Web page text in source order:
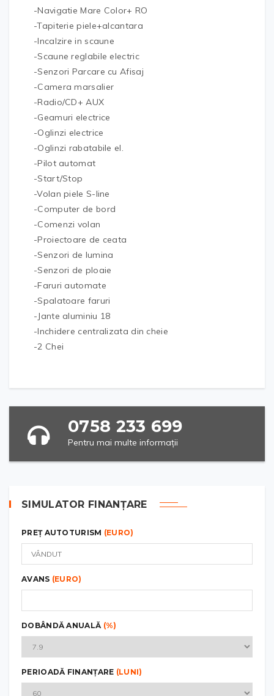
-Navigatie Mare Color+ RO
-Tapiterie piele+alcantara
-Incalzire in scaune
-Scaune reglabile electric
-Senzori Parcare cu Afisaj
-Camera marsalier
-Radio/CD+ AUX
-Geamuri electrice
-Oglinzi electrice
-Oglinzi rabatabile el.
-Pilot automat
-Start/Stop
-Volan piele S-line
-Computer de bord
-Comenzi volan
-Proiectoare de ceata
-Senzori de lumina
-Senzori de ploaie
-Faruri automate
-Spalatoare faruri
-Jante aluminiu 18
-Inchidere centralizata din cheie
-2 Chei
0758 233 699
Pentru mai multe informații
SIMULATOR FINANȚARE
PREȚ AUTOTURISM (EURO)
AVANS (EURO)
DOBÂNDĂ ANUALĂ (%)
PERIOADĂ FINANȚARE (LUNI)